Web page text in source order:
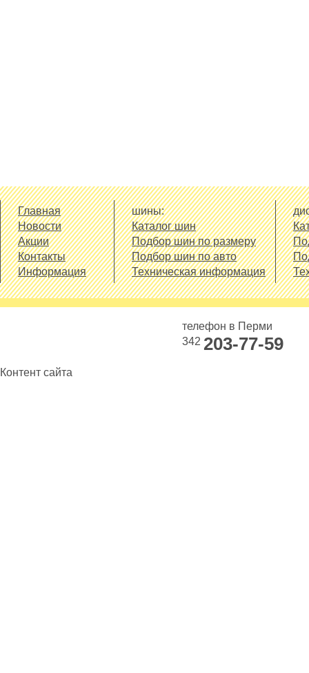
Главная
Новости
Акции
Контакты
Информация
шины:
Каталог шин
Подбор шин по размеру
Подбор шин по авто
Техническая информация
телефон в Перми
342 203-77-59
Контент сайта